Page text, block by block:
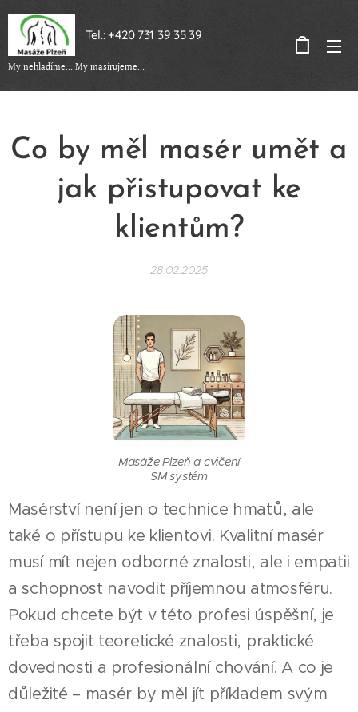
Tel.: +420 731 39 35 39
My nehladíme... My masírujeme...
Co by měl masér umět a
jak přistupovat ke
klientům?
28.02.2025
Masáže Plzeň a cvičení
SM systém
Masérství není jen o technice hmatů, ale
také o přístupu ke klientovi. Kvalitní masér
musí mít nejen odborné znalosti, ale i empatii
a schopnost navodit příjemnou atmosféru.
Pokud chcete být v této profesi úspěšní, je
třeba spojit teoretické znalosti, praktické
dovednosti a profesionální chování. A co je
důležité – masér by měl jít příkladem svým